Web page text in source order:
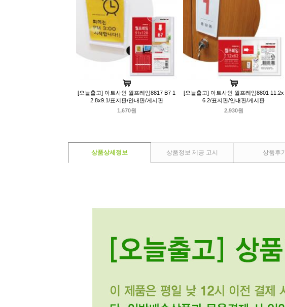
[오늘출고] 아트사인 월프레임8817 B7 1
2.8x9.1/표지판/안내판/게시판
1,670원
[오늘출고] 아트사인 월프레임8801 11.2x
6.2/표지판/안내판/게시판
2,930원
상품상세정보 상품정보 제공 고시 상품후기